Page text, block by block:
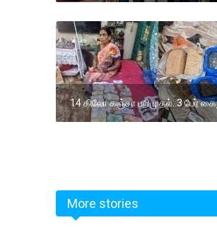
14 கிலோ கஞ்சா பறிமுதல்: 3 பேர்
More stories